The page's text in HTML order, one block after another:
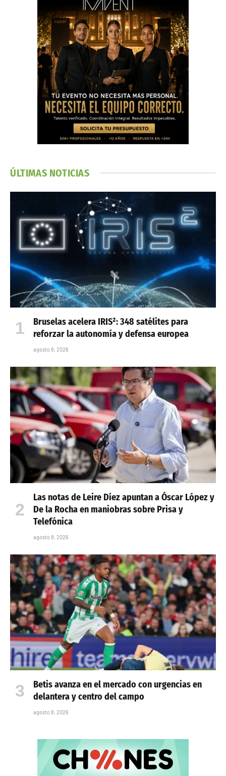
ÚLTIMAS NOTICIAS
Bruselas acelera IRIS²: 348 satélites para
reforzar la autonomía y defensa europea
agosto 8, 2026
Las notas de Leire Díez apuntan a Óscar López y
De la Rocha en maniobras sobre Prisa y
Telefónica
agosto 8, 2026
Betis avanza en el mercado con urgencias en
delantera y centro del campo
agosto 8, 2026